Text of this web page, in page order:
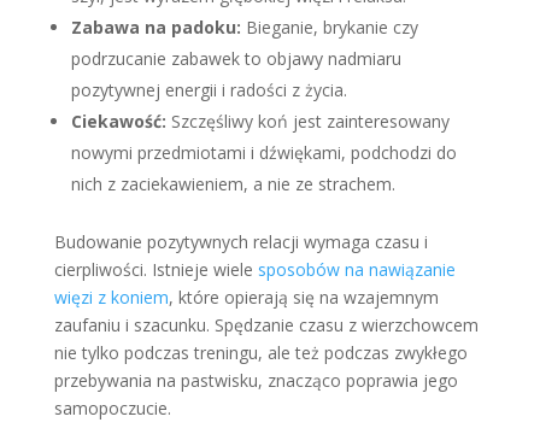
Zabawa na padoku: Bieganie, brykanie czy
podrzucanie zabawek to objawy nadmiaru
pozytywnej energii i radości z życia.
Ciekawość: Szczęśliwy koń jest zainteresowany
nowymi przedmiotami i dźwiękami, podchodzi do
nich z zaciekawieniem, a nie ze strachem.
Budowanie pozytywnych relacji wymaga czasu i
cierpliwości. Istnieje wiele sposobów na nawiązanie
więzi z koniem, które opierają się na wzajemnym
zaufaniu i szacunku. Spędzanie czasu z wierzchowcem
nie tylko podczas treningu, ale też podczas zwykłego
przebywania na pastwisku, znacząco poprawia jego
samopoczucie.